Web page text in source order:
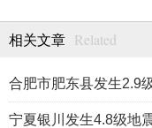
相关文章 Related
合肥市肥东县发生2.9
宁夏银川发生4.8级地